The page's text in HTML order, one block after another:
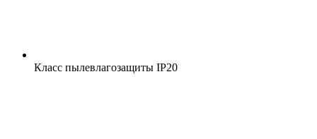
Класс пылевлагозащиты IP20